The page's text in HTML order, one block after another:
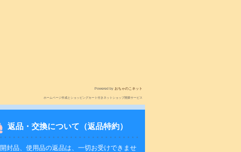
Powered by おちゃのこネット
ホームページ作成とショッピングカート付きネットショップ開業サービス
返品・交換について（返品特約）
開封品、使用品の返品は、一切お受けできませ